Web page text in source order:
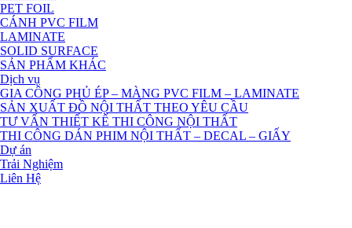
PET FOIL
CÁNH PVC FILM
LAMINATE
SOLID SURFACE
SẢN PHẨM KHÁC
Dịch vụ
GIA CÔNG PHỦ ÉP – MÀNG PVC FILM – LAMINATE
SẢN XUẤT ĐỒ NỘI THẤT THEO YÊU CẦU
TƯ VẤN THIẾT KẾ THI CÔNG NỘI THẤT
THI CÔNG DÁN PHIM NỘI THẤT – DECAL – GIẤY
Dự án
Trải Nghiệm
Liên Hệ